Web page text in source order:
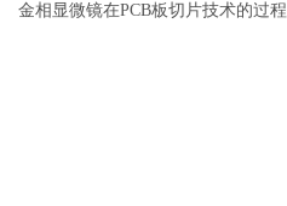
金相显微镜在PCB板切片技术的过程